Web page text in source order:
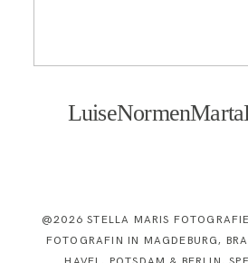
@2026 STELLA MARIS
FOTOGRAFIN IN MAGDEBURG,